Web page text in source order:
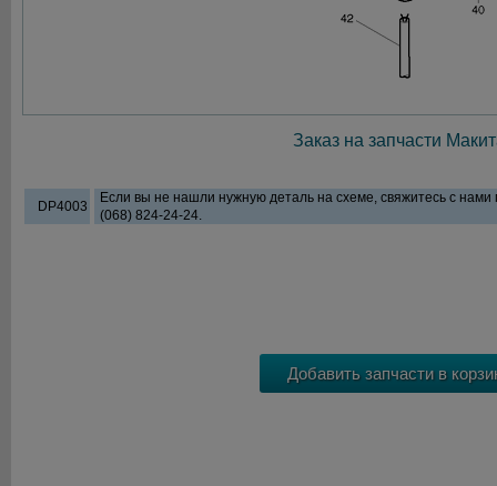
Заказ на запчасти
DP4003
Если вы не нашли нужную деталь на схеме, свяжитесь с
(068) 824-24-24.